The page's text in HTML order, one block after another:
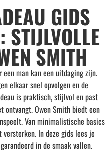
GIDS
STIJLVOLLE
SMITH
een man kan een uitdaging zijn.
elkaar snel opvolgen en de
is praktisch, stijlvol en past
ontvangt. Owen Smith biedt een
Van minimalistische basics
In deze gids lees je
in de smaak vallen.